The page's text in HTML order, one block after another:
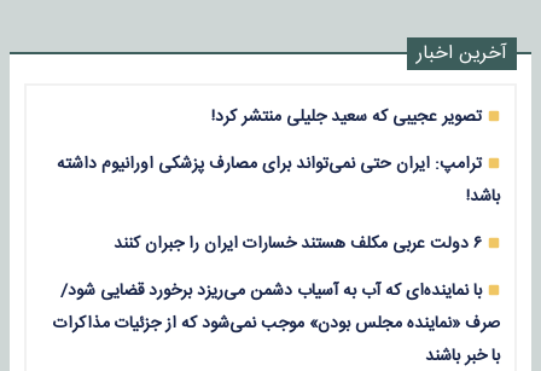
آخرین اخبار
تصویر عجیبی که سعید جلیلی منتشر کرد!
ترامپ: ایران حتی نمی‌تواند برای مصارف پزشکی اورانیوم داشته
باشد!
۶ دولت عربی مکلف هستند خسارات ایران را جبران کنند
با نماینده‌ای که آب به آسیاب دشمن می‌ریزد برخورد قضایی شود/
صرف «نماینده مجلس بودن» موجب نمی‌شود که از جزئیات مذاکرات
با خبر باشند